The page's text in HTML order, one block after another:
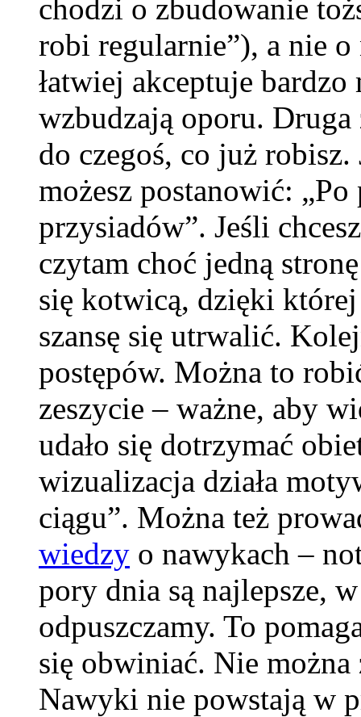
chodzi o zbudowanie
robi regularnie”), a nie
łatwiej akceptuje bardzo
wzbudzają oporu.
do czegoś, co już
możesz postanowić:
przysiadów”. Jeśli
czytam choć jedną
się kotwicą, dzięki
szansę się utrwalić.
postępów. Można to
zeszycie – ważne, aby
udało się dotrzymać
wizualizacja działa
ciągu”. Można też
wiedzy o nawykach –
pory dnia są najlepsze,
odpuszczamy. To
się obwiniać. Nie
Nawyki nie powstają w